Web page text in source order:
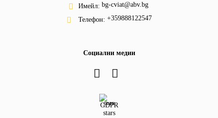
Имейл: bg-cviat@abv.bg
Телефон: +359888122547
Социални медии
GDPR